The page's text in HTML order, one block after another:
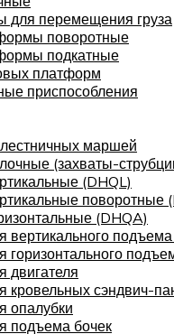
для перемещения груза
поворотные
подкатные
платформ
приспособления
маршей
(захваты-
(DHQL)
поворотные
(DHQA)
вертикального
горизонтального
двигателя
кровельных сэндвич-
опалубки
подъема бочек